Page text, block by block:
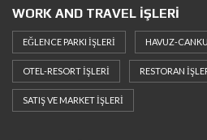
WORK AND TRAVEL İŞLERI
EĞLENCE PARKI İŞLERI HAVUZ-
OTEL-RESORT İŞLERI RESTORAN
SATIŞ VE MARKET İŞLERI